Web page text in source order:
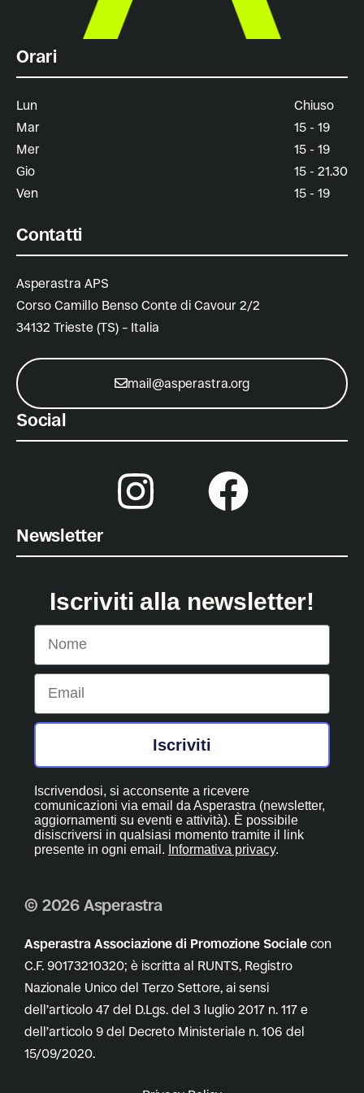
Orari
Lun
Mar
Mer
Gio
Ven
Chiuso
15 - 19
15 - 19
15 - 21.30
15 - 19
Contatti
Asperastra APS
Corso Camillo Benso Conte di Cavour 2/2
34132 Trieste (TS) – Italia
mail@asperastra.org
Social
Newsletter
Iscriviti alla newsletter!
Nome
Email
Iscriviti
Iscrivendosi, si acconsente a ricevere
comunicazioni via email da Asperastra (newsletter,
aggiornamenti su eventi e attività). È possibile
disiscriversi in qualsiasi momento tramite il link
presente in ogni email. Informativa privacy.
© 2026 Asperastra
Asperastra Associazione di Promozione Sociale con
C.F. 90173210320; è iscritta al RUNTS, Registro
Nazionale Unico del Terzo Settore, ai sensi
dell’articolo 47 del D.Lgs. del 3 luglio 2017 n. 117 e
dell’articolo 9 del Decreto Ministeriale n. 106 del
15/09/2020.